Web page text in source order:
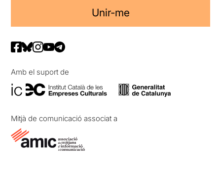
Unir-me
Amb el suport de
Mitjà de comunicació associat a